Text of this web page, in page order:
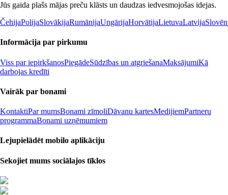
Jūs gaida plašs mājas preču klāsts un daudzas iedvesmojošas idejas.
ČehijaPolijaSlovākijaRumānijaUngārijaHorvātijaLietuvaLatvija
Informācija par pirkumu
Viss par iepirkšanosPiegādeSūdzības un atgriešanaMaksājumiKā
darbojas kredīti
Vairāk par bonami
KontaktiPar mumsBonami zīmoliDāvanu kartesMedijiemPartneru
programmaBonami uzņēmumiem
Lejupielādēt mobilo aplikāciju
Sekojiet mums sociālajos tīklos